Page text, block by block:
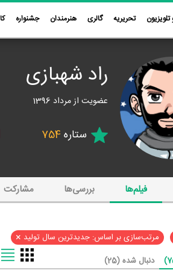
تحریریه گالری هنرمندان جشنواره
راد شهبازی
عضویت از مرداد 1396
ستاره 754
فیلم‌ها بررسی‌ها مشارکت
مرتب‌سازی بر اساس: جدیدترین سال تولید ×
دنبال شده (25)